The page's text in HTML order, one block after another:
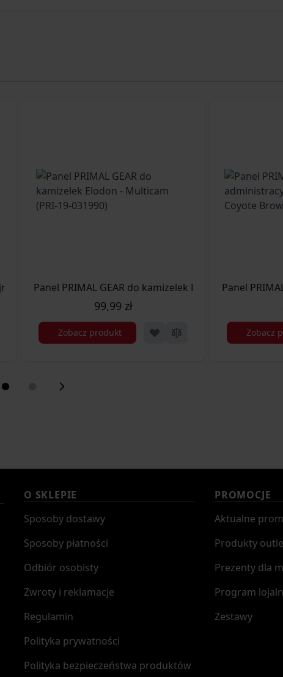
Bicon - Czarny (PRI-19-031777)
Panel PRIMAL GEAR do kamizelek Elodon - Multicam
99,99 zł
Zobacz produkt
Panel
Zobacz
O SKLEPIE
Sposoby dostawy
Sposoby płatności
Odbiór osobisty
Zwroty i reklamacje
Regulamin
Polityka prywatności
Polityka bezpieczeństwa produktów
PROMOCJE
Aktualne
Produkty
Prezenty dla
Program
Zestawy